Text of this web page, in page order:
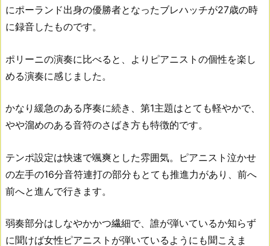
にポーランド出身の優勝者となったブレハッチが27歳の時
に録音したものです。
ポリーニの演奏に比べると、よりピアニストの個性を楽し
める演奏に感じました。
かなり緩急のある序奏に続き、第1主題はとても軽やかで、
やや溜めのある音符のさばき方も特徴的です。
テンポ設定は快速で颯爽とした雰囲気。ピアニスト泣かせ
の左手の16分音符連打の部分もとても推進力があり、前へ
前へと進んで行きます。
弱奏部分はしなやかかつ繊細で、誰が弾いているか知らず
に聞けば女性ピアニストが弾いているようにも聞こえま